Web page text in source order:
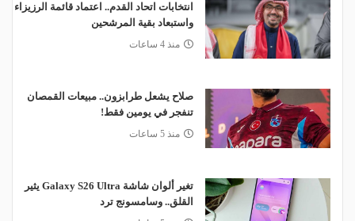
انتخابات اتحاد القدم.. اعتماد قائمة الرزيزاء
واستبعاد بقية المرشحين
منذ 4 ساعات
صلاح يشعل طرابزون.. مبيعات القمصان
تنفجر في يومين فقط!
منذ 5 ساعات
تغير ألوان شاشة Galaxy S26 Ultra يثير
القلق.. وسامسونج ترد